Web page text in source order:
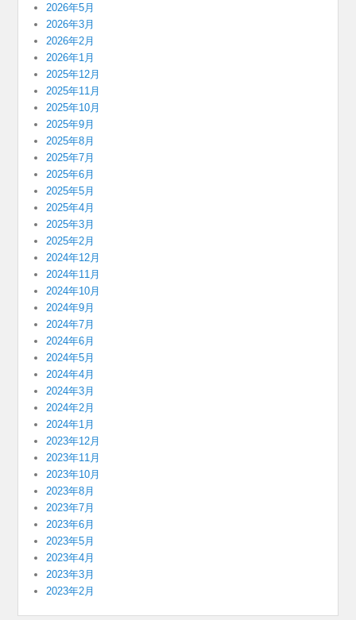
2026年5月
2026年3月
2026年2月
2026年1月
2025年12月
2025年11月
2025年10月
2025年9月
2025年8月
2025年7月
2025年6月
2025年5月
2025年4月
2025年3月
2025年2月
2024年12月
2024年11月
2024年10月
2024年9月
2024年7月
2024年6月
2024年5月
2024年4月
2024年3月
2024年2月
2024年1月
2023年12月
2023年11月
2023年10月
2023年8月
2023年7月
2023年6月
2023年5月
2023年4月
2023年3月
2023年2月